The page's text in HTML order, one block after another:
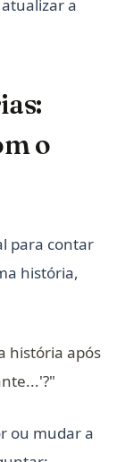
a
o
para contar
história,
história após
ou mudar a